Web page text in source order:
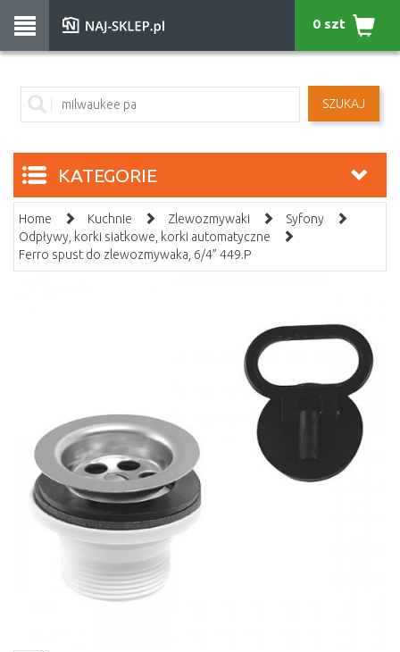
SZUKAJ
0 szt
KATEGORIE
Home Kuchnie Zlewozmywaki
Syfony
Odpływy, korki siatkowe, korki automatyczne
Ferro spust do zlewozmywaka, 6/4” 449.P